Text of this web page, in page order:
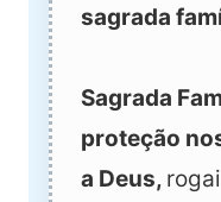
sagrada
Sagrada
proteção
a Deus,